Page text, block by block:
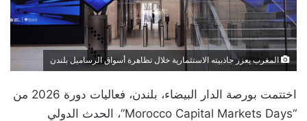
المغرب يعزز جاذبيته الاستثمارية خلال تظاهرة أسواق الرساميل بلندن
اختتمت بورصة الدار البيضاء، بلندن، فعاليات دورة 2026 من
“Morocco Capital Markets Days”، الحدث الدولي